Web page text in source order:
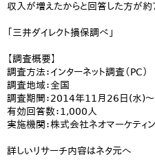
収入が増えたからと回答した方が約
「三井ダイレクト損保調べ」
【調査概要】
調査方法：インターネット調査（PC）
調査地域：全国
調査期間：2014年11月26日(水)～
有効回答数：1,000人
実施機関：株式会社ネオマーケテ
詳しいリサーチ内容はネタ元へ